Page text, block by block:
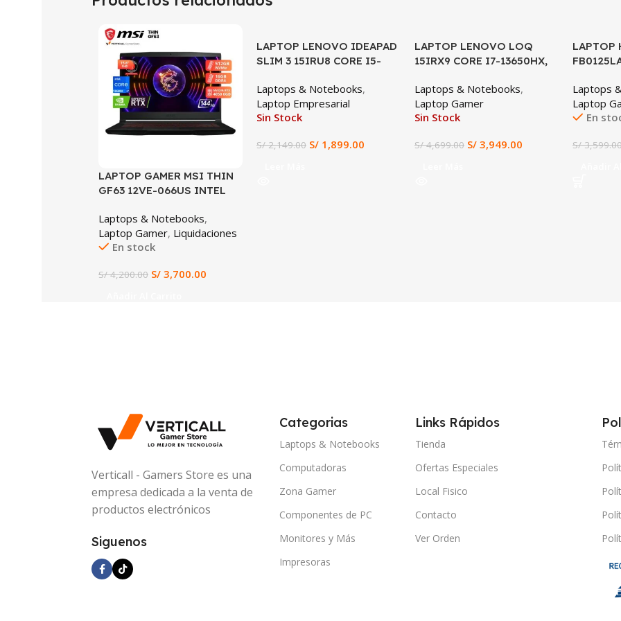
SALE
LAPTOP GAMER MSI THIN
GF63 12VE-066US INTEL
DDR4 512GB SSD NVIDIA
GEFORCE RTX 4050 6GB
15.6″ FHD 144HZ WINDOWS
Laptops & Notebooks,
Laptop Gamer, Liquidaciones
En stock
S/4,200.00 S/ 3,700.00
SALE
LAPTOP LENOVO IDEAPAD
SLIM 3 15IRU8 CORE I5-
SSD, 15.6″ FHD, INTEL IRIS
XE GRAPHICS, TECLADO
ESPAÑOL, NO INCLUYE
Laptops & Notebooks,
Laptop Empresarial
Sin Stock
S/2,149.00 S/ 1,899.00
SALE
LAPTOP LENOVO LOQ
15IRX9 CORE I7-13650HX,
512GB SSD, 15.6″ FHD
Laptops & Notebooks,
Laptop Gamer
Sin Stock
S/4,699.00 S/ 3,949.00
SALE
LAPTOP
512GB
144HZ
Laptops
Laptop
En
S/
Verticall - Gamers Store es una
empresa dedicada a la venta de
productos electrónicos
Siguenos
Categorias
Laptops & Notebooks
Computadoras
Zona Gamer
Componentes de PC
Monitores y Más
Impresoras
Links Rápidos
Tienda
Ofertas Especiales
Local Fisico
Contacto
Ver Orden